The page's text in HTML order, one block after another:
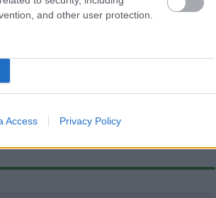
and other user protection.
Access Privacy Policy
bramek w sezonie 2015/2016.
zgodne z rzeczywistością. Jeżeli okazałoby się,
ale również wiarygodne źródło wiedzy o lidze
sekcji z terminarzem i wynikami